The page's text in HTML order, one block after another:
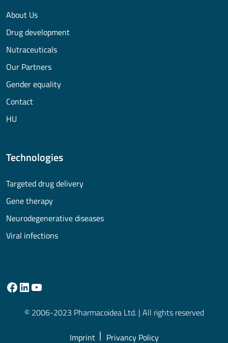
About Us
Drug development
Nutraceuticals
Our Partners
Gender equality
Contact
HU
Technologies
Targeted drug delivery
Gene therapy
Neurodegenerative diseases
Viral infections
© 2006-2023 Pharmacoidea Ltd. | All rights reserved
Imprint Privancy Policy